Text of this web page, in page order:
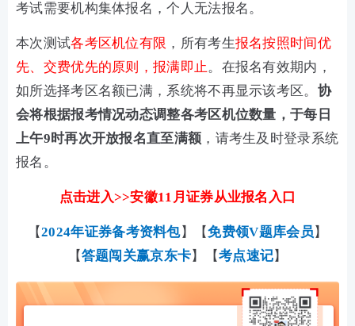
考试需要机构集体报名，个人无法报名。
本次测试各考区机位有限 ，所有考生报名按照时间优
先、交费优先的原则，报满即止。在报名有效期内，
如所选择考区名额已满，系统将不再显示该考区。 协
会将根据报考情况动态调整各考区机位数量，于每日
上午9时再次开放报名直至满额 ，请考生及时登录系统
报名。
点击进入>>安徽11月证券从业报名入口
【2024年证券备考资料包】【免费领V题库会员 】
【答题闯关赢京东卡】【考点速记】